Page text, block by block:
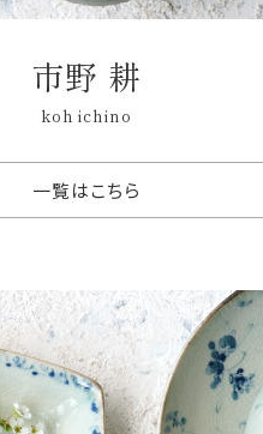
市野 耕
koh ichino
一覧はこちら